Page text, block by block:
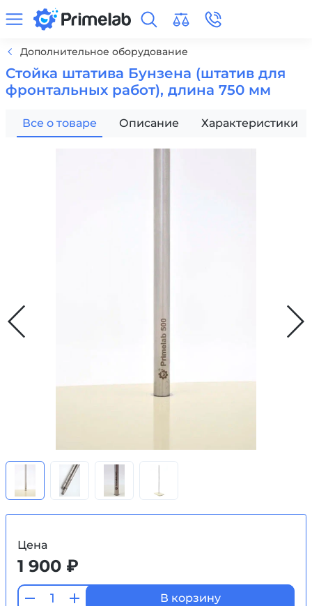
Дополнительное оборудование
Стойка штатива Бунзена (штатив для
фронтальных работ), длина 750 мм
Все о товаре Описание Характеристики
Цена
1 900 ₽
В корзину